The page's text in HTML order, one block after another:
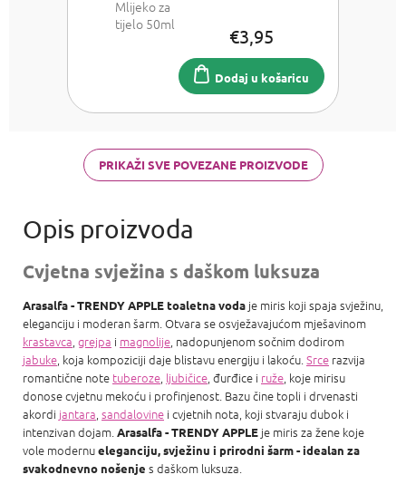
Mlijeko za
tijelo 50ml
€3,95
Dodaj u košaricu
PRIKAŽI SVE POVEZANE PROIZVODE
Cvjetna svježina s daškom luksuza
Arasalfa - TRENDY APPLE toaletna voda je miris koji spaja svježinu,
eleganciju i moderan šarm. Otvara se osvježavajućom mješavinom
krastavca, grejpa i magnolije, nadopunjenom sočnim dodirom
jabuke, koja kompoziciji daje blistavu energiju i lakoću.Srce razvija
romantične note tuberoze, ljubičice, đurđice i ruže, koje mirisu
donose cvjetnu mekoću i profinjenost. Bazu čine topli i drvenasti
akordi jantara, sandalovine i cvjetnih nota, koji stvaraju dubok i
intenzivan dojam.Arasalfa - TRENDY APPLE je miris za žene koje
vole modernueleganciju, svježinu i prirodni šarm - idealan za
svakodnevno nošenje s daškom luksuza.